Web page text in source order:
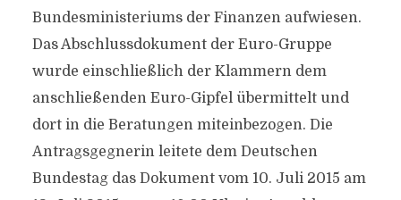
Bundesministeriums der Finanzen aufwiesen.
Das Abschlussdokument der Euro-Gruppe
wurde einschließlich der Klammern dem
anschließenden Euro-Gipfel übermittelt und
dort in die Beratungen miteinbezogen. Die
Antragsgegnerin leitete dem Deutschen
Bundestag das Dokument vom 10. Juli 2015 am